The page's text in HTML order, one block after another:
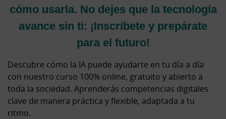
cómo usarla. No dejes que la tecnología
avance sin ti: ¡Inscríbete y prepárate
para el futuro!
Descubre cómo la IA puede ayudarte en tu día a día
con nuestro curso 100% online, gratuito y abierto a
toda la sociedad. Aprenderás competencias digitales
clave de manera práctica y flexible, adaptada a tu
ritmo.